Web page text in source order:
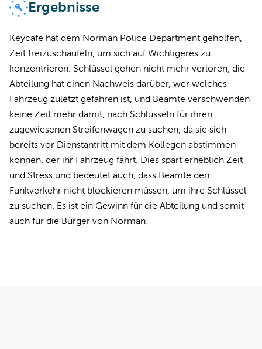
Ergebnisse
Keycafe hat dem Norman Police Department geholfen,
Zeit freizuschaufeln, um sich auf Wichtigeres zu
konzentrieren. Schlüssel gehen nicht mehr verloren, die
Abteilung hat einen Nachweis darüber, wer welches
Fahrzeug zuletzt gefahren ist, und Beamte verschwenden
keine Zeit mehr damit, nach Schlüsseln für ihren
zugewiesenen Streifenwagen zu suchen, da sie sich
bereits vor Dienstantritt mit dem Kollegen abstimmen
können, der ihr Fahrzeug fährt. Dies spart erheblich Zeit
und Stress und bedeutet auch, dass Beamte den
Funkverkehr nicht blockieren müssen, um ihre Schlüssel
zu suchen. Es ist ein Gewinn für die Abteilung und somit
auch für die Bürger von Norman!